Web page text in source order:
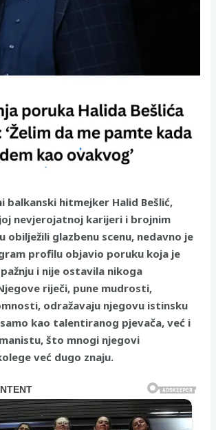
balkanski hitmejker Halid Bešlić,
nevjerojatnoj karijeri i brojnim
obilježili glazbenu scenu, nedavno je
profilu objavio poruku koja je
i nije ostavila nikoga
riječi, pune mudrosti,
odražavaju njegovu istinsku
kao talentiranog pjevača, već i
što mnogi njegovi
već dugo znaju.